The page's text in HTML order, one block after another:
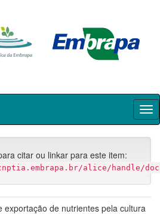
citar ou linkar para este item:
alice/handle/
exportação de nutrientes pela cultura